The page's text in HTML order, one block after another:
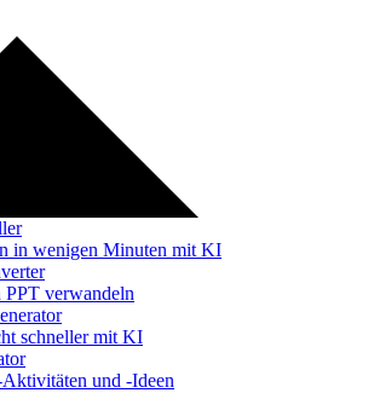
in wenigen Minuten mit KI
verwandeln
schneller mit KI
und -Ideen